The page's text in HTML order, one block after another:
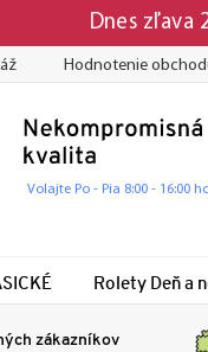
Dnes zľava
Hodnotenie
Volajte Po - Pia 8:00 - 16:00
Rolety Deň a
zákazníkov